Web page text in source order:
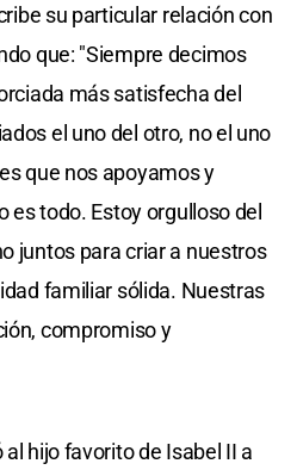
su particular relación con
que: "Siempre decimos
más satisfecha del
el uno del otro, no el uno
que nos apoyamos y
es todo. Estoy orgulloso del
juntos para criar a nuestros
familiar sólida. Nuestras
compromiso y
hijo favorito de Isabel II a